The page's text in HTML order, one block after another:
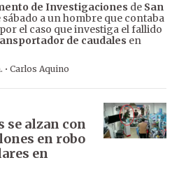
de Investigaciones de San
a un hombre que contaba
el caso que investiga el fallido
de caudales en
· Carlos Aquino
se alzan con
en robo
en